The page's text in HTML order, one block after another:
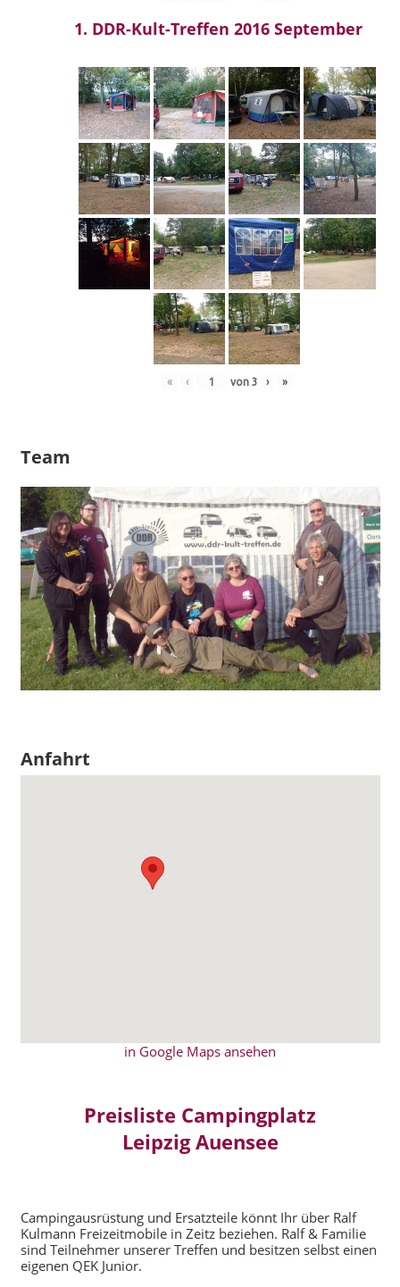
1. DDR-Kult-Treffen 2016 September
« ‹ von 3 › »
Team
Anfahrt
in Google Maps ansehen
Preisliste Campingplatz
Leipzig Auensee
Campingausrüstung und Ersatzteile könnt Ihr über Ralf
Kulmann Freizeitmobile in Zeitz beziehen. Ralf & Familie
sind Teilnehmer unserer Treffen und besitzen selbst einen
eigenen QEK Junior.